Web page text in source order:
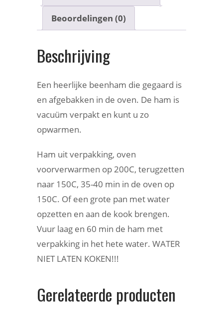
Beoordelingen (0)
Beschrijving
Een heerlijke beenham die gegaard is
en afgebakken in de oven. De ham is
vacuüm verpakt en kunt u zo
opwarmen.
Ham uit verpakking, oven
voorverwarmen op 200C, terugzetten
naar 150C, 35-40 min in de oven op
150C. Of een grote pan met water
opzetten en aan de kook brengen.
Vuur laag en 60 min de ham met
verpakking in het hete water. WATER
NIET LATEN KOKEN!!!
Gerelateerde producten